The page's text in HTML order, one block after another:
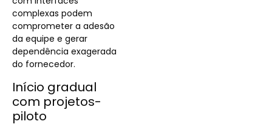
complexas podem
comprometer a adesão
da equipe e gerar
dependência exagerada
do fornecedor.
Início gradual
com projetos-
piloto